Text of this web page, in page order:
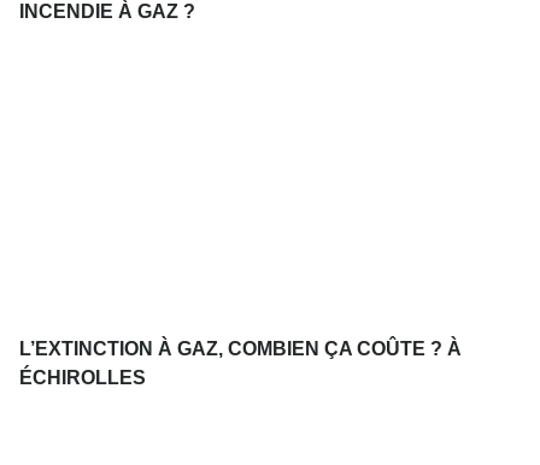
INCENDIE À GAZ ?
L’EXTINCTION À GAZ, COMBIEN ÇA COÛTE ? À
ÉCHIROLLES